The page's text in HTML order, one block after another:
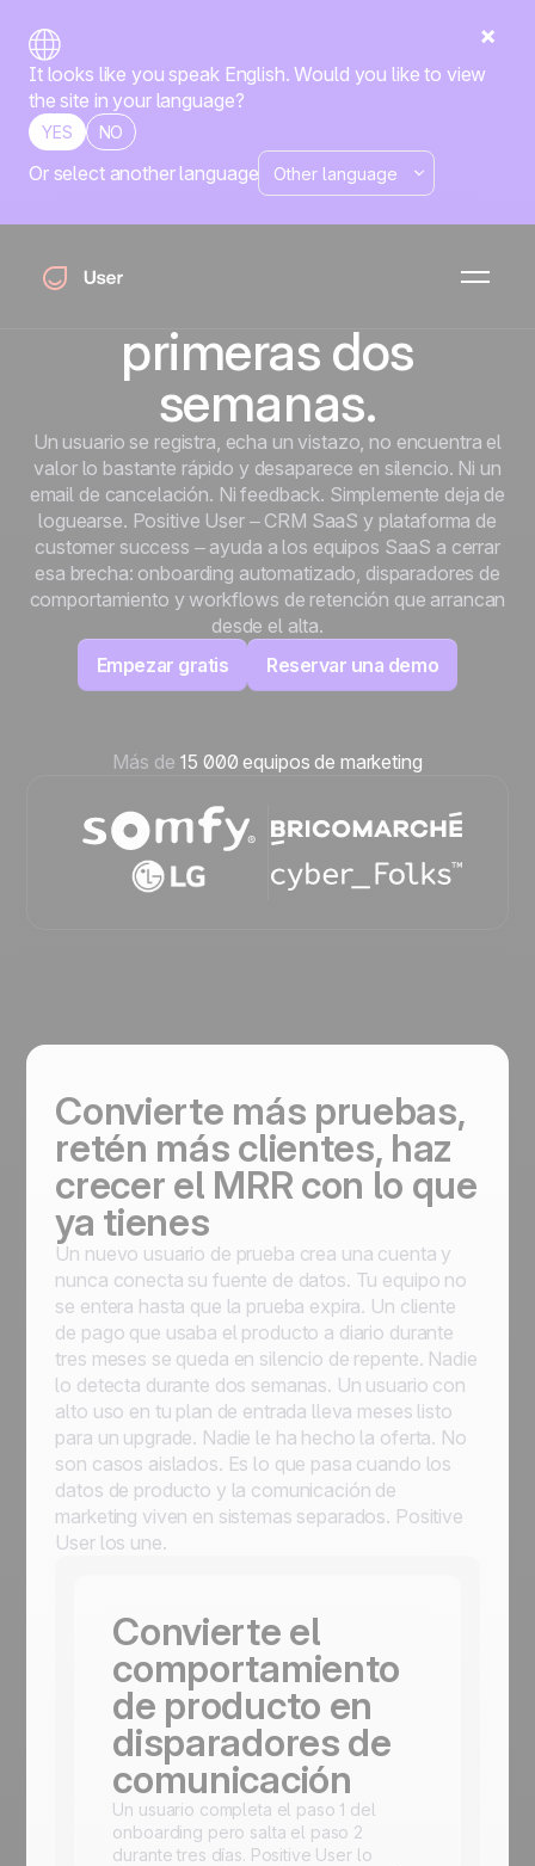
It looks like you speak English. Would you like to view
the site in your language?
YES NO
Or select another language
La mayor parte del
decide en las
primeras dos
semanas.
Un usuario se registra, echa un vistazo, no encuentra el
valor lo bastante rápido y desaparece en silencio. Ni un
email de cancelación. Ni feedback. Simplemente deja de
loguearse. Positive User – CRM SaaS y plataforma de
customer success – ayuda a los equipos SaaS a cerrar
esa brecha: onboarding automatizado, disparadores de
comportamiento y workflows de retención que arrancan
desde el alta.
Empezar gratis
Reservar una demo
Más de 15 000 equipos de marketing
Convierte más pruebas,
retén más clientes, haz
crecer el MRR con lo que
ya tienes
Un nuevo usuario de prueba crea una cuenta y
nunca conecta su fuente de datos. Tu equipo no
se entera hasta que la prueba expira. Un cliente
de pago que usaba el producto a diario durante
tres meses se queda en silencio de repente. Nadie
lo detecta durante dos semanas. Un usuario con
alto uso en tu plan de entrada lleva meses listo
para un upgrade. Nadie le ha hecho la oferta. No
son casos aislados. Es lo que pasa cuando los
datos de producto y la comunicación de
marketing viven en sistemas separados. Positive
User los une.
Convierte el
comportamiento
de producto en
disparadores de
comunicación
Un usuario completa el paso 1 del
onboarding pero salta el paso 2
durante tres días. Positive User lo